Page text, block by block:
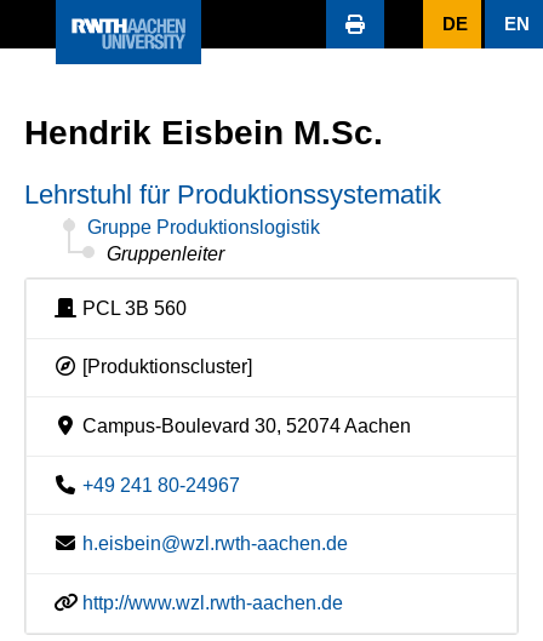
DE EN
Hendrik Eisbein M.Sc.
Lehrstuhl für Produktionssystematik
Gruppe Produktionslogistik
Gruppenleiter
PCL 3B 560
[Produktionscluster]
Campus-Boulevard 30, 52074 Aachen
+49 241 80-24967
h.eisbein@wzl.rwth-aachen.de
http://www.wzl.rwth-aachen.de